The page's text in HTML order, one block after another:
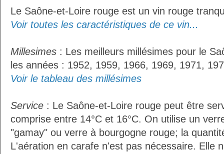
Le Saône-et-Loire rouge est un vin rouge
Voir toutes les caractéristiques de ce vin...
Millesimes : Les meilleurs millésimes pour le
les années : 1952, 1959, 1966, 1969, 1971,
Voir le tableau des millésimes
Service : Le Saône-et-Loire rouge peut être
comprise entre 14°C et 16°C. On utilise un
"gamay" ou verre à bourgogne rouge; la
L'aération en carafe n'est pas nécessaire. Elle